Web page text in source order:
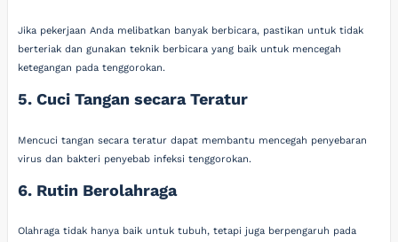
Jika pekerjaan Anda melibatkan banyak berbicara, pastikan untuk tidak
berteriak dan gunakan teknik berbicara yang baik untuk mencegah
ketegangan pada tenggorokan.
5. Cuci Tangan secara Teratur
Mencuci tangan secara teratur dapat membantu mencegah penyebaran
virus dan bakteri penyebab infeksi tenggorokan.
6. Rutin Berolahraga
Olahraga tidak hanya baik untuk tubuh, tetapi juga berpengaruh pada